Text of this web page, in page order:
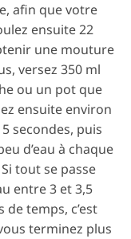
afin que votre
ensuite 22
une mouture
versez 350 ml
ou un pot que
ensuite environ
secondes, puis
d’eau à chaque
tout se passe
entre 3 et 3,5
temps, c’est
terminez plus